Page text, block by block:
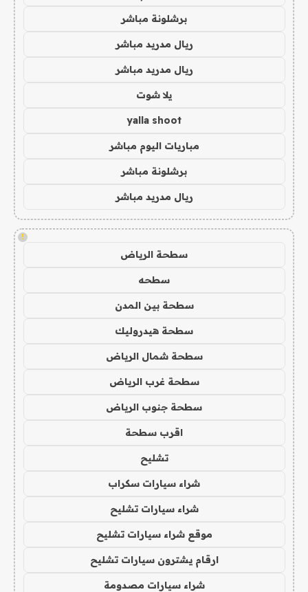
برشلونة مباشر
ريال مدريد مباشر
ريال مدريد مباشر
يلا شوت
yalla shoot
مباريات اليوم مباشر
برشلونة مباشر
ريال مدريد مباشر
!
سطحة الرياض
سطحه
سطحة بين المدن
سطحة هيدروليك
سطحة شمال الرياض
سطحة غرب الرياض
سطحة جنوب الرياض
اقرب سطحة
تشليح
شراء سيارات سكراب
شراء سيارات تشليح
موقع شراء سيارات تشليح
ارقام يشترون سيارات تشليح
شراء سيارات مصدومة